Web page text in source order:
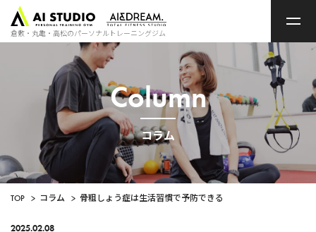
ッ
ペ
ー
ジ
倉敷・丸亀・高松のパーソナルトレーニングジム
Column
コラム
TOP > コラム > 骨粗しょう症は生活習慣で予防できる
2025.02.08